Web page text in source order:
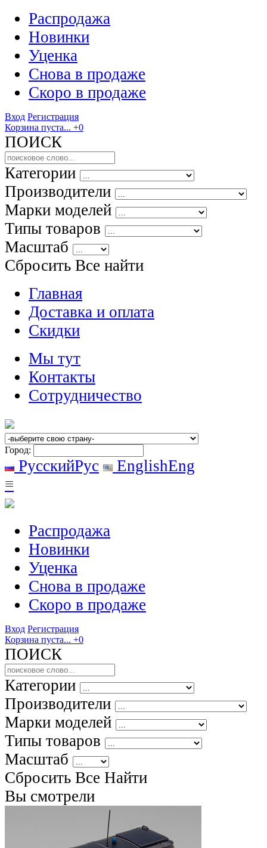
Распродажа
Новинки
Уценка
Снова в продаже
Скоро в продаже
Вход Регистрация
Корзина пуста... +0
ПОИСК
Категории
Производители
Марки моделей
Типы товаров
Масштаб
Сбросить Все найти
Главная
Доставка и оплата
Скидки
Мы тут
Контакты
Сотрудничество
Город:
РусскийРус EnglishEng
≡
Распродажа
Новинки
Уценка
Снова в продаже
Скоро в продаже
Вход Регистрация
Корзина пуста... +0
ПОИСК
Категории
Производители
Марки моделей
Типы товаров
Масштаб
Сбросить Все Найти
Вы смотрели